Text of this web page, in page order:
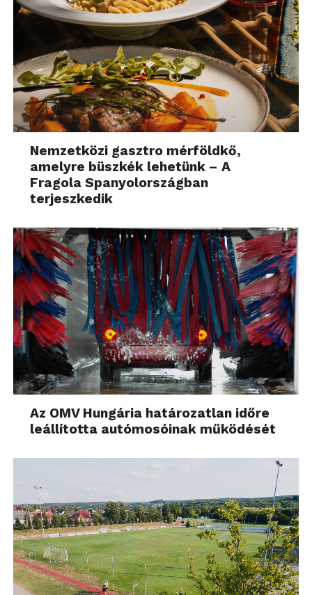
Nemzetközi gasztro mérföldkő,
amelyre büszkék lehetünk – A
Fragola Spanyolországban
terjeszkedik
Az OMV Hungária határozatlan időre
leállította autómosóinak működését